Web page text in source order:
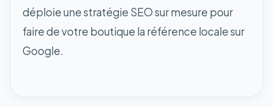
déploie une stratégie SEO sur mesure pour
faire de votre boutique la référence locale sur
Google.